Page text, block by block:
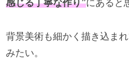
感じる丁寧な作り”にあると
背景美術も細かく描き込ま
みたい。